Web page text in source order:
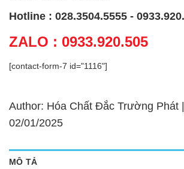
Hotline : 028.3504.5555 -
ZALO : 0933.920.505
[contact-form-7 id="1116"]
Author: Hóa Chất Đắc Trường Phát
02/01/2025
MÔ TẢ